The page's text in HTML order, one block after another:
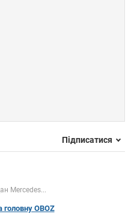
Підписатися
Mercedes...
OBOZ